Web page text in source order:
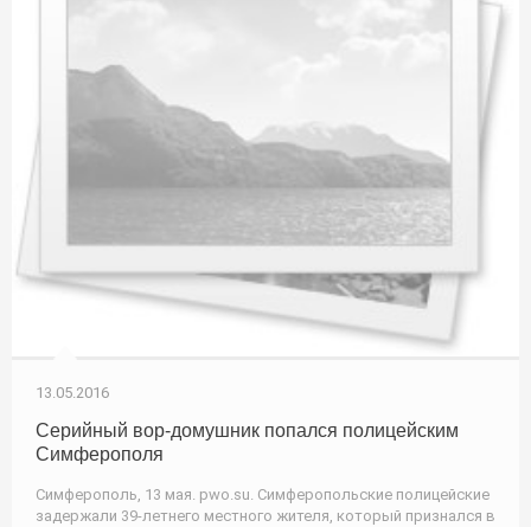
13.05.2016
Серийный вор-домушник попался полицейским
Симферополя
Симферополь, 13 мая. pwo.su. Симферопольские полицейские
задержали 39-летнего местного жителя, который признался в